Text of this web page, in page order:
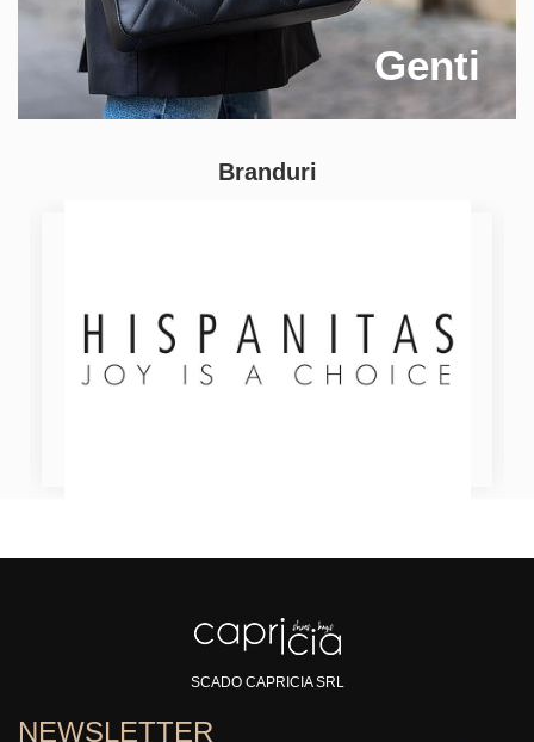
Genti
Branduri
SCADO CAPRICIA SRL
NEWSLETTER